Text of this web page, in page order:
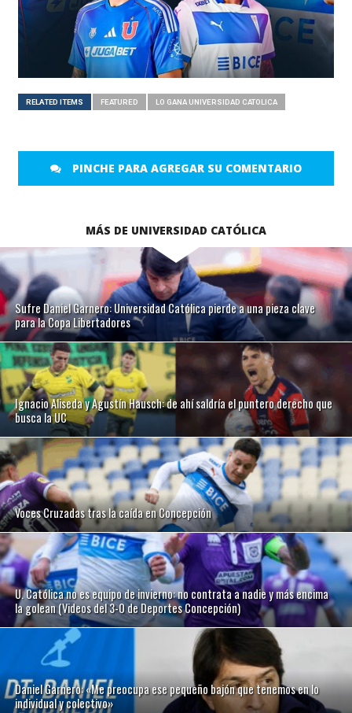
RELATED ITEMS FEATURED LO GANA UNIVERSIDAD CATOLICA
PINCHE PARA AGREGAR SU COMENTARIO
MÁS DE UNIVERSIDAD CATÓLICA
Sufre Daniel Garnero: Universidad Católica pierde a una pieza clave
para la Copa Libertadores
Ignacio Aliseda y Agustín Hausch: de ahí saldría el puntero derecho que
busca la UC
Voces Cruzadas tras la caída en Concepción
U. Católica no es equipo de invierno: no contrata a nadie y más encima
la golean (Videos del 3-0 de Deportes Concepción)
Daniel Garnero: «Me preocupa ese pequeño bajón que tenemos en lo
individual y colectivo»